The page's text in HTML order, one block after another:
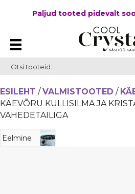
Paljud tooted pidevalt
ESILEHT / VALMISTOOTED /
KÄEVÕRU KULLISILMA JA
VAHEDETAILIGA
Eelmine